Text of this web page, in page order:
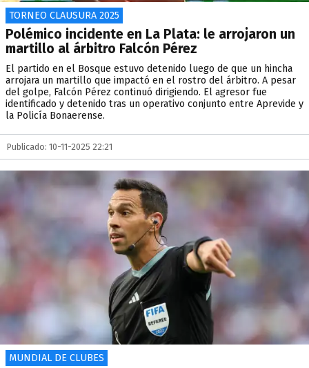
TORNEO CLAUSURA 2025
Polémico incidente en La Plata: le arrojaron un
martillo al árbitro Falcón Pérez
El partido en el Bosque estuvo detenido luego de que un hincha
arrojara un martillo que impactó en el rostro del árbitro. A pesar
del golpe, Falcón Pérez continuó dirigiendo. El agresor fue
identificado y detenido tras un operativo conjunto entre Aprevide y
la Policía Bonaerense.
Publicado: 10-11-2025 22:21
MUNDIAL DE CLUBES